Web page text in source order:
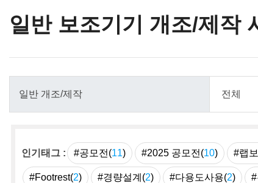
일반 보조기기 개조/제작
인기태그 : #공모전(11) #2025 공모전(10) #랩
#Footrest(2) #경량설계(2) #다용도사용(2)